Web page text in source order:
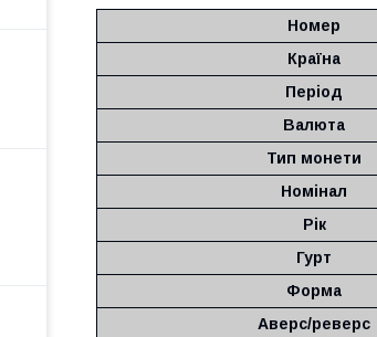
Номер
Країна
Період
Валюта
Тип монети
Номінал
Рік
Гурт
Форма
Аверс/реверс